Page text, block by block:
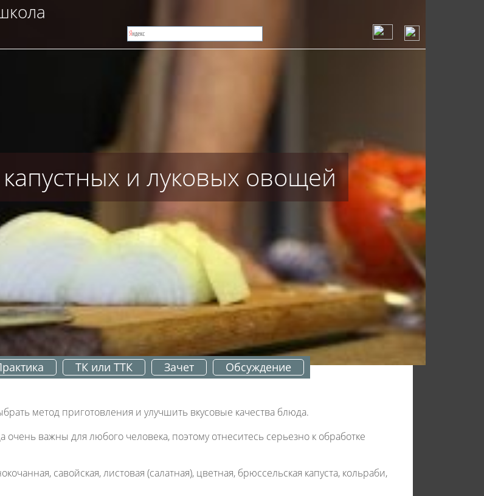
и луковых овощей
ТК или ТТК Зачет Обсуждение
метод приготовления и улучшить вкусовые качества блюда.
важны для любого человека, поэтому отнеситесь серьезно к обработке
савойская, листовая (салатная), цветная, брюссельская капуста, кольраби,